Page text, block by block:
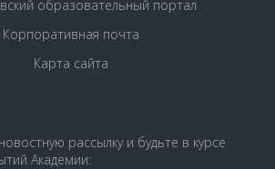
образовательный портал
Корпоративная почта
Карта сайта
рассылку и будьте в курсе
Академии: